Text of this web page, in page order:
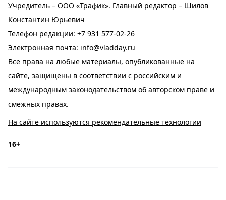
Учредитель – ООО «Трафик». Главный редактор – Шилов
Константин Юрьевич
Телефон редакции: +7 931 577-02-26
Электронная почта: info@vladday.ru
Все права на любые материалы, опубликованные на
сайте, защищены в соответствии с российским и
международным законодательством об авторском праве и
смежных правах.
На сайте используются рекомендательные технологии
16+